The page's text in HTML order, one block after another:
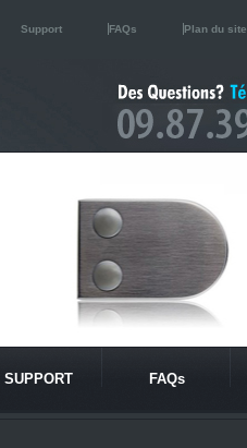
Support FAQs Plan du site
SUPPORT FAQs